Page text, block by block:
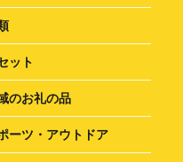
ット
のお礼の品
ーツ・アウトドア